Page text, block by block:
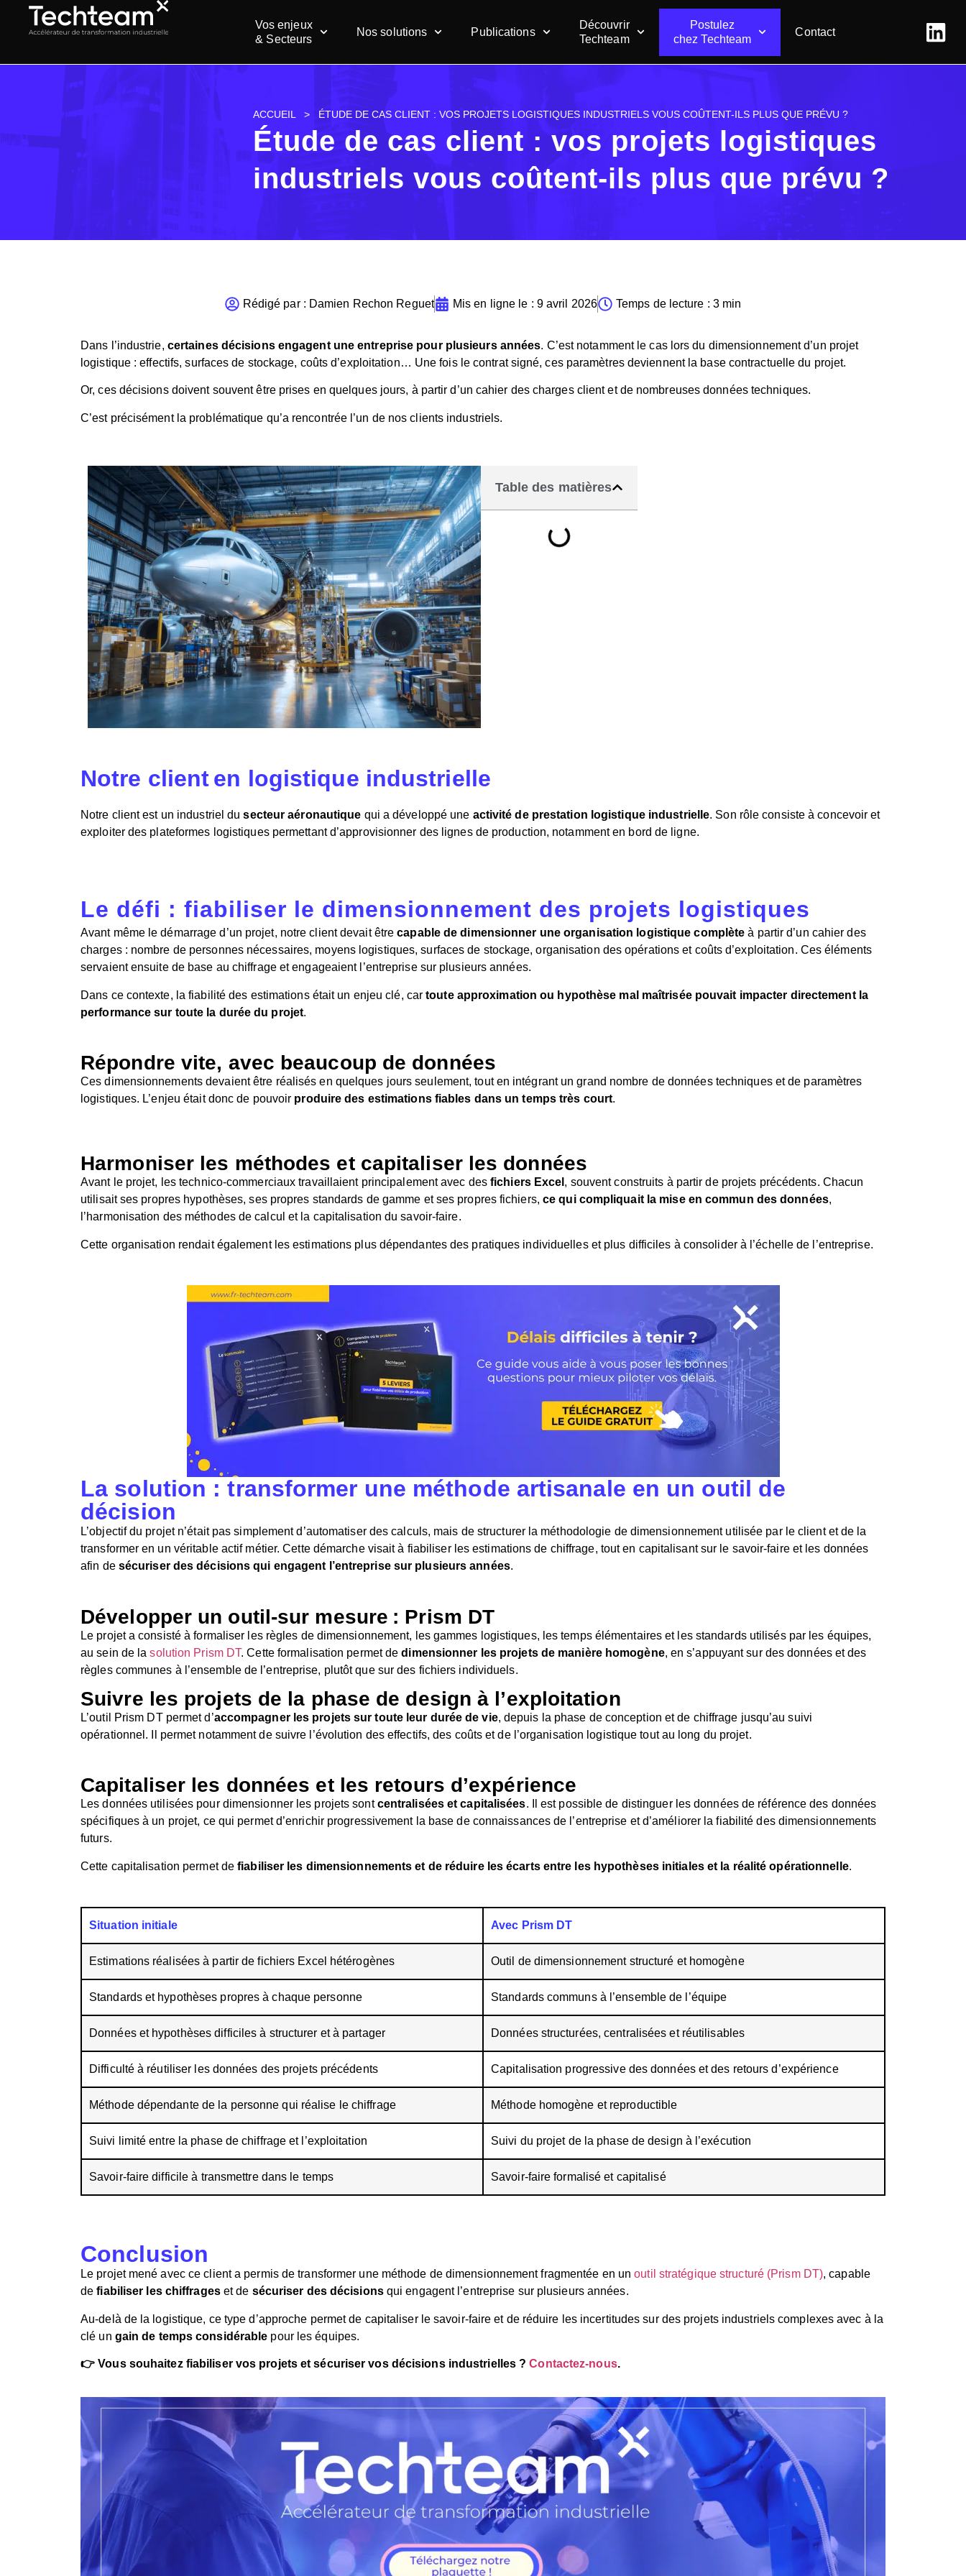
Vos enjeux
& Secteurs
Nos solutions Publications
Découvrir
Techteam
Postulez
chez Techteam
Contact
ACCUEIL> ÉTUDE DE CAS CLIENT : VOS PROJETS LOGISTIQUES INDUSTRIELS VOUS COÛTENT-ILS PLUS QUE PRÉVU ?
Étude de cas client : vos projets logistiques
industriels vous coûtent-ils plus que prévu ?
Rédigé par : Damien Rechon Reguet Mis en ligne le : 9 avril 2026 Temps de lecture : 3 min
Dans l’industrie, certaines décisions engagent une entreprise pour plusieurs années. C’est notamment le cas lors du dimensionnement d’un projet
logistique : effectifs, surfaces de stockage, coûts d’exploitation… Une fois le contrat signé, ces paramètres deviennent la base contractuelle du projet.
Or, ces décisions doivent souvent être prises en quelques jours, à partir d’un cahier des charges client et de nombreuses données techniques.
C’est précisément la problématique qu’a rencontrée l’un de nos clients industriels.
Table des matières
Notre client en logistique industrielle
Notre client est un industriel dusecteur aéronautique qui a développé une activité de prestation logistique industrielle. Son rôle consiste à concevoir et
exploiter des plateformes logistiques permettant d’approvisionner des lignes de production, notamment en bord de ligne.
Le défi : fiabiliser le dimensionnement des projets logistiques
Avant même le démarrage d’un projet, notre client devait êtrecapable de dimensionner une organisation logistique complète à partir d’un cahier des
charges : nombre de personnes nécessaires, moyens logistiques, surfaces de stockage, organisation des opérations et coûts d’exploitation. Ces éléments
servaient ensuite de base au chiffrage et engageaient l’entreprise sur plusieurs années.
Dans ce contexte, la fiabilité des estimations était un enjeu clé, cartoute approximation ou hypothèse mal maîtrisée pouvait impacter directement la
performance sur toute la durée du projet.
Répondre vite, avec beaucoup de données
Ces dimensionnements devaient être réalisés en quelques jours seulement, tout en intégrant un grand nombre de données techniques et de paramètres
logistiques. L’enjeu était donc de pouvoir produire des estimations fiables dans un temps très court.
Harmoniser les méthodes et capitaliser les données
Avant le projet, les technico-commerciaux travaillaient principalement avec des fichiers Excel , souvent construits à partir de projets précédents. Chacun
utilisait ses propres hypothèses, ses propres standards de gamme et ses propres fichiers, ce qui compliquait la mise en commun des données,
l’harmonisation des méthodes de calcul et la capitalisation du savoir-faire.
Cette organisation rendait également les estimations plus dépendantes des pratiques individuelles et plus difficiles à consolider à l’échelle de l’entreprise.
La solution : transformer une méthode artisanale en un outil de
décision
L’objectif du projet n’était pas simplement d’automatiser des calculs, mais de structurer la méthodologie de dimensionnement utilisée par le client et de la
transformer en un véritable actif métier.Cette démarche visait à fiabiliser les estimations de chiffrage, tout en capitalisantsur le savoir-faire et les données
afin de sécuriser des décisions qui engagent l’entreprise sur plusieurs années.
Développer un outil-sur mesure : Prism DT
Le projet a consisté à formaliser les règles de dimensionnement, les gammes logistiques, les temps élémentaires et les standards utilisés par les équipes,
au sein de lasolution Prism DT. Cette formalisation permet dedimensionner les projets de manière homogène, en s’appuyant sur des données et des
règles communes à l’ensemble de l’entreprise, plutôt que sur des fichiers individuels.
Suivre les projets de la phase de design à l’exploitation
L’outil Prism DTpermetd’accompagner les projets sur toute leur durée de vie, depuis la phase de conception et de chiffrage jusqu’au suivi
opérationnel.
permet notamment de suivre l’évolution des effectifs, des coûts et de l’organisation logistique tout au long du projet.
Capitaliser les données et les retours d’expérience
Les données utilisées pour dimensionner les projets sontcentralisées et capitalisées. Il est possible de distinguer les données de référence des données
spécifiques à un projet, ce qui permet d’enrichir progressivement la base de connaissances de l’entreprise et d’améliorer la fiabilité des dimensionnements
futurs.
Cette capitalisation permet defiabiliser les dimensionnements et de réduire les écarts entre les hypothèses initiales et la réalité opérationnelle.
Situation initiale Avec Prism DT
Estimations réalisées à partir de fichiers Excel hétérogènes Outil de dimensionnement structuré et homogène
Standards et hypothèses propres à chaque personne Standards communs à l’ensemble de l’équipe
Données et hypothèses difficiles à structurer et à partager Données structurées, centralisées et réutilisables
Difficulté à réutiliser les données des projets précédents Capitalisation progressive des données et des retours d’expérience
Méthode dépendante de la personne qui réalise le chiffrage Méthode homogène et reproductible
Suivi limité entre la phase de chiffrage et l’exploitation Suivi du projet de la phase de design à l’exécution
Savoir-faire difficile à transmettre dans le temps Savoir-faire formalisé et capitalisé
Conclusion
Le projet mené avec ce client a permis de transformer une méthode de dimensionnement fragmentée en unoutil stratégique structuré (Prism DT), capable
defiabiliser les chiffrages et de sécuriser des décisions qui engagent l’entreprise sur plusieurs années.
Au-delà de la logistique, ce type d’approche permet de capitaliser le savoir-faire et de réduire les incertitudes sur des projets industriels complexes avec à la
clé un gain de temps considérable pour les équipes.
👉 Vous souhaitez fiabiliser vos projets et sécuriser vos décisions industrielles ? Contactez-nous.